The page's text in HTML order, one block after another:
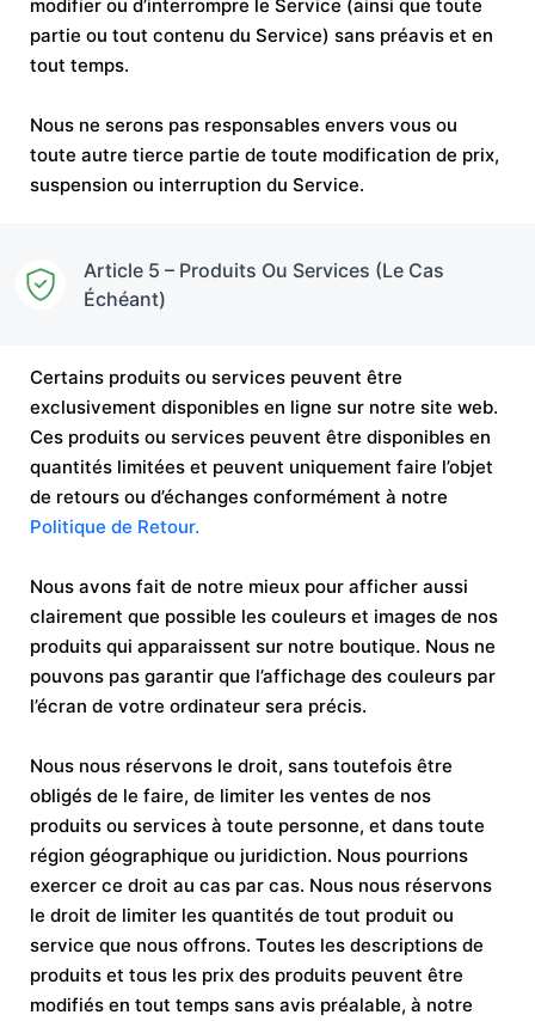
modifier ou d’interrompre le Service (ainsi que toute
partie ou tout contenu du Service) sans préavis et en
tout temps.
Nous ne serons pas responsables envers vous ou
toute autre tierce partie de toute modification de prix,
suspension ou interruption du Service.
Article 5 – Produits Ou Services (Le Cas
Échéant)
Certains produits ou services peuvent être
exclusivement disponibles en ligne sur notre site web.
Ces produits ou services peuvent être disponibles en
quantités limitées et peuvent uniquement faire l’objet
de retours ou d’échanges conformément à notre
Politique de Retour.
Nous avons fait de notre mieux pour afficher aussi
clairement que possible les couleurs et images de nos
produits qui apparaissent sur notre boutique. Nous ne
pouvons pas garantir que l’affichage des couleurs par
l’écran de votre ordinateur sera précis.
Nous nous réservons le droit, sans toutefois être
obligés de le faire, de limiter les ventes de nos
produits ou services à toute personne, et dans toute
région géographique ou juridiction. Nous pourrions
exercer ce droit au cas par cas. Nous nous réservons
le droit de limiter les quantités de tout produit ou
service que nous offrons. Toutes les descriptions de
produits et tous les prix des produits peuvent être
modifiés en tout temps sans avis préalable, à notre